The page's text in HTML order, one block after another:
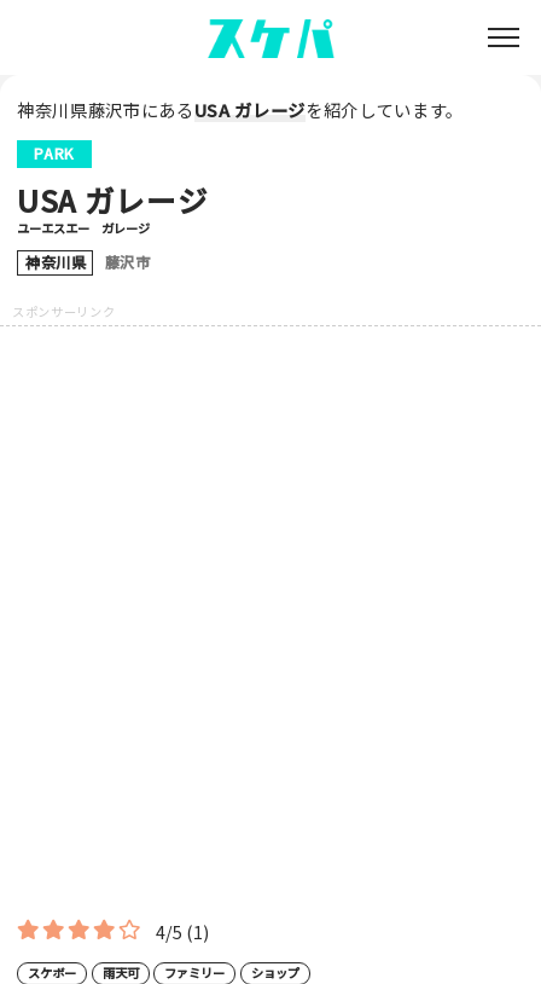
神奈川県藤沢市にあるUSA ガレージを紹介しています。
PARK
USA ガレージ
ユーエスエー ガレージ
神奈川県 藤沢市
4/5 (1)
スケボー 雨天可 ファミリー ショップ